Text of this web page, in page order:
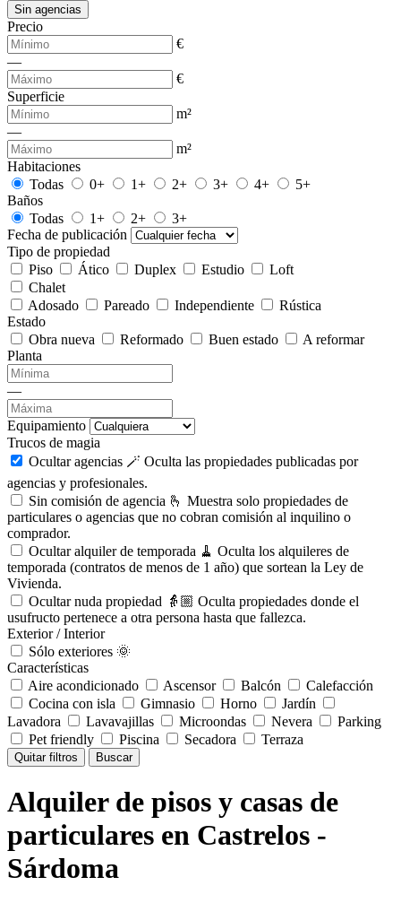
Sin agencias
Precio
€
—
€
Superficie
m²
—
m²
Habitaciones
Todas
0+ 1+ 2+ 3+ 4+
5+
Baños
Todas
1+ 2+
3+
Fecha de publicación
Tipo de propiedad
Piso
Ático Duplex Estudio
Loft
Chalet
Adosado
Pareado Independiente
Rústica
Estado
Obra nueva
Reformado Buen estado
A reformar
Planta
—
Equipamiento
Trucos de magia
Ocultar agencias 🪄 Oculta las propiedades publicadas por
agencias y profesionales.
Sin comisión de agencia 🫰 Muestra solo propiedades de
particulares o agencias que no cobran comisión al inquilino o
comprador.
Ocultar alquiler de temporada 🧹 Oculta los alquileres de
temporada (contratos de menos de 1 año) que sortean la Ley de
Vivienda.
Ocultar nuda propiedad 👵🏼 Oculta propiedades donde el
usufructo pertenece a otra persona hasta que fallezca.
Exterior / Interior
Sólo exteriores 🌞
Características
Aire acondicionado
Ascensor Balcón
Calefacción
Cocina con isla
Gimnasio Horno
Jardín
Lavadora
Lavavajillas Microondas Nevera
Parking
Pet friendly
Piscina Secadora Terraza
Quitar filtros Buscar
Alquiler de pisos y casas de
particulares en Castrelos -
Sárdoma